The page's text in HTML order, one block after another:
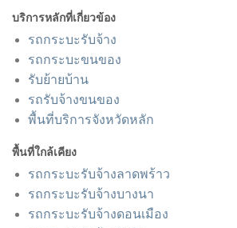
บริการหลักที่เกี่ยวข้อง
รถกระบะรับจ้าง
รถกระบะขนของ
รับย้ายบ้าน
รถรับจ้างขนของ
พื้นที่บริการจังหวัดหลัก
พื้นที่ใกล้เคียง
รถกระบะรับจ้างลาดพร้าว
รถกระบะรับจ้างบางนา
รถกระบะรับจ้างดอนเมือง